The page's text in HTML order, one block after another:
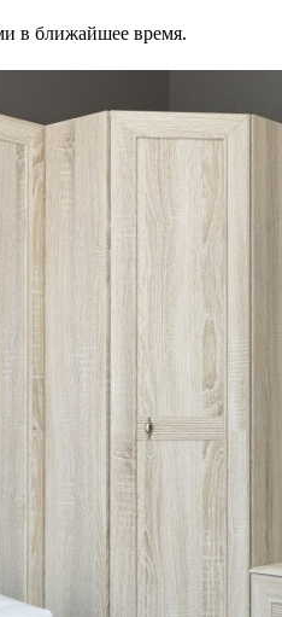
в ближайшее время.